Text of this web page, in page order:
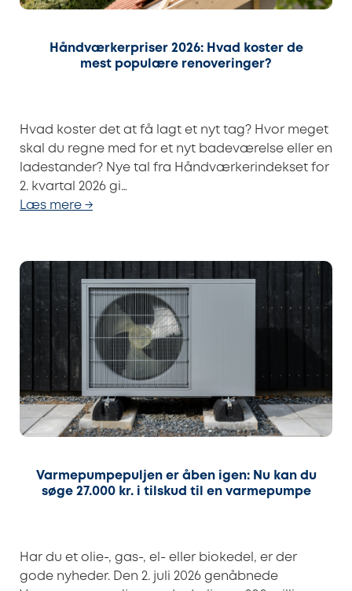
Håndværkerpriser 2026: Hvad koster de
mest populære renoveringer?
Hvad koster det at få lagt et nyt tag? Hvor meget
skal du regne med for et nyt badeværelse eller en
ladestander? Nye tal fra Håndværkerindekset for
2. kvartal 2026 gi…
Læs mere →
Varmepumpepuljen er åben igen: Nu kan du
søge 27.000 kr. i tilskud til en varmepumpe
Har du et olie-, gas-, el- eller biokedel, er der
gode nyheder. Den 2. juli 2026 genåbnede